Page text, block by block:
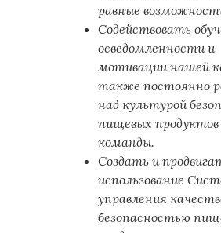
равные
Содействовать
осведомленности и
мотивации нашей
также постоянно
над культурой
пищевых продуктов
команды.
Создать и
использование
управления
безопасностью